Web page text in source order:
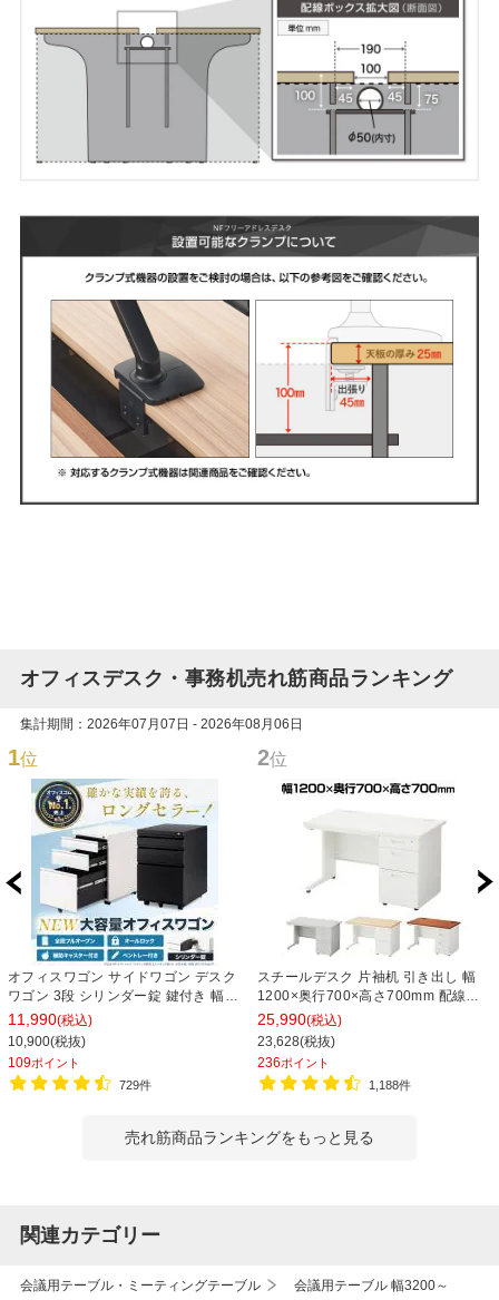
オフィスデスク・事務机売れ筋商品ランキング
集計期間：2026年07月07日 - 2026年08月06日
1位
オフィスワゴン サイドワゴン デスク
ワゴン 3段 シリンダー錠 鍵付き 幅
390×奥行510×高さ600mm【ホワイ
ト・ブラック】
11,990(税込)
10,900(税抜)
109ポイント
729件
2位
スチールデスク 片袖机 引き出し 幅
1200×奥行700×高さ700mm 配線穴
事務机 ビジネスデスク
25,990(税込)
23,628(税抜)
236ポイント
1,188件
売れ筋商品ランキングをもっと見る
関連カテゴリー
会議用テーブル・ミーティングテーブル 会議用テーブル 幅3200～